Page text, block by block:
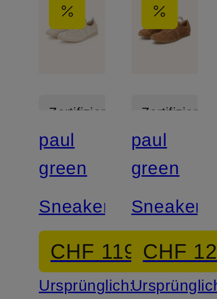
Zertifiziert
paul
green
Sneaker
CHF 119
Ursprünglich:
Zertifiziert
paul
green
Sneaker
CHF